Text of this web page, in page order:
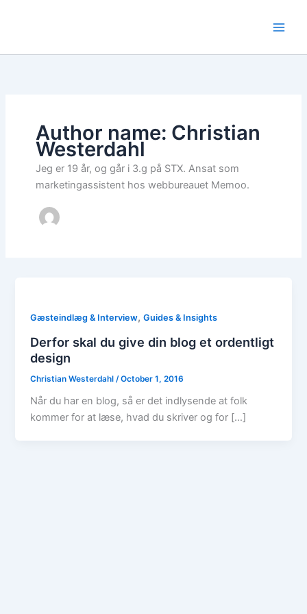
Author name: Christian
Westerdahl
Jeg er 19 år, og går i 3.g på STX. Ansat som
marketingassistent hos webbureauet Memoo.
Gæsteindlæg & Interview,Guides & Insights
Derfor skal du give din blog et ordentligt
design
Christian Westerdahl /October 1, 2016
Når du har en blog, så er det indlysende at folk
kommer for at læse, hvad du skriver og for […]